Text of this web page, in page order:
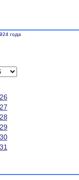
года
26
27
28
29
30
31